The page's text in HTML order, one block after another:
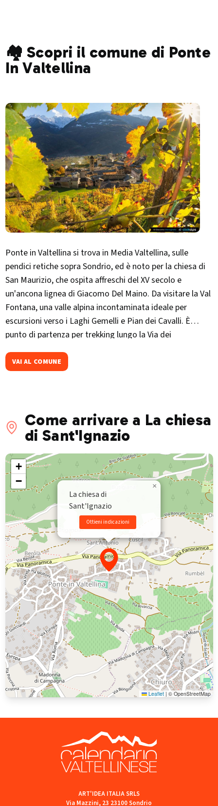
🏘️ Scopri il comune di Ponte
In Valtellina
Ponte in Valtellina si trova in Media Valtellina, sulle
pendici retiche sopra Sondrio, ed è noto per la chiesa di
San Maurizio, che ospita affreschi del XV secolo e
un'ancona lignea di Giacomo Del Maino. Da visitare la Val
Fontana, una valle alpina incontaminata ideale per
escursioni verso i Laghi Gemelli e Pian dei Cavalli. È
punto di partenza per trekking lungo la Via dei
"Ponte in Fiore", rassegna culturale con mostre, concerti
VAI AL COMUNE
Come arrivare a La chiesa
di Sant'Ignazio
La chiesa di
Sant'Ignazio
Ottieni indicazioni
×
+
−
Leaflet | © OpenStreetMap
ART'IDEA ITALIA SRLS
Via Mazzini, 23 23100 Sondrio